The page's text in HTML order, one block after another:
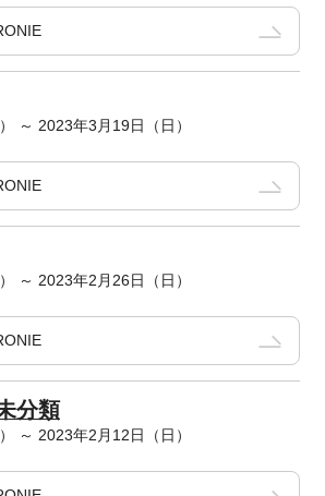
～ 2023年3月19日（日）
～ 2023年2月26日（日）
分類
～ 2023年2月12日（日）